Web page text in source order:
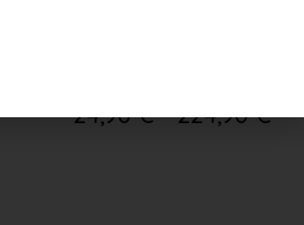
24,90€ - 224,90€